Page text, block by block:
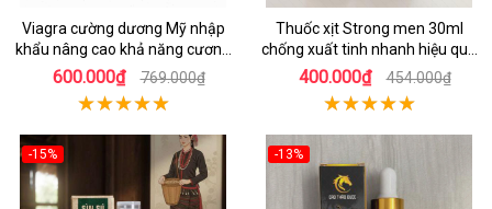
Viagra cường dương Mỹ nhập
khẩu nâng cao khả năng cương
cứng
600.000₫ 769.000₫
Thuốc xịt Strong men 30ml
chống xuất tinh nhanh hiệu quả
Ba Lan
400.000₫ 454.000₫
-15% -13%